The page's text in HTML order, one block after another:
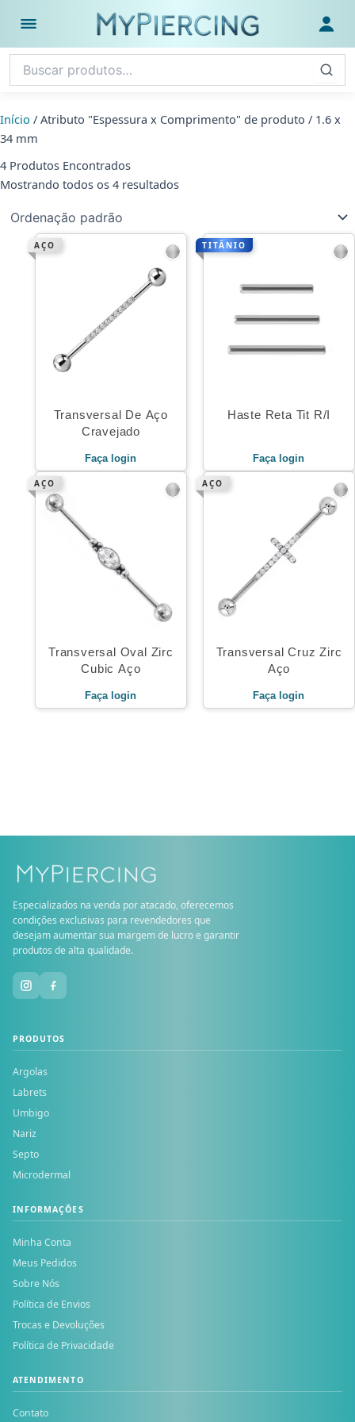
Abrir menu
para
o
conteúdo
Início / Atributo "Espessura x Comprimento" de produto / 1.6 x
34 mm
4 Produtos Encontrados
Mostrando todos os 4 resultados
AÇO
Transversal De Aço
Cravejado
Faça login
TITÂNIO
Haste Reta Tit R/I
Faça login
AÇO
Transversal Oval Zirc
Cubic Aço
Faça login
AÇO
Transversal Cruz Zirc
Aço
Faça login
Especializados na venda por atacado, oferecemos
condições exclusivas para revendedores que
desejam aumentar sua margem de lucro e garantir
produtos de alta qualidade.
PRODUTOS
Argolas
Labrets
Umbigo
Nariz
Septo
Microdermal
INFORMAÇÕES
Minha Conta
Meus Pedidos
Sobre Nós
Política de Envios
Trocas e Devoluções
Política de Privacidade
ATENDIMENTO
Contato